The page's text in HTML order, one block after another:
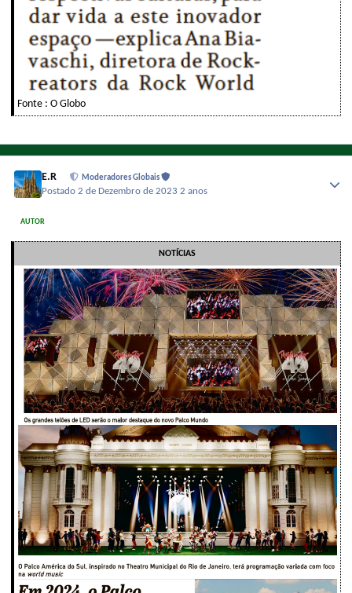
Fonte : O Globo
E.R Moderadores Globais
Postado2 de Dezembro de 20232 anos
AUTOR
NOTÍCIAS